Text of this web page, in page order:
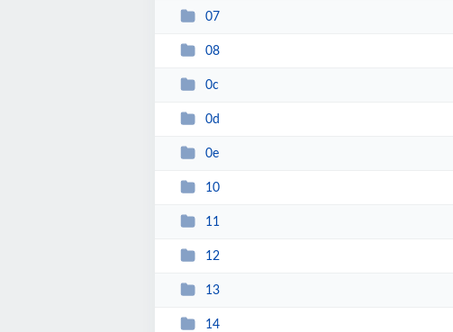
07
08
0c
0d
0e
10
11
12
13
14